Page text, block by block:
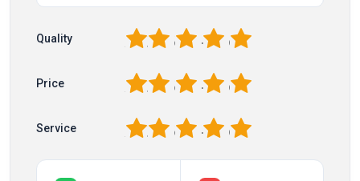
Quality 5
4
3
2
Price 5
4
3
2
Service 5
4
3
2